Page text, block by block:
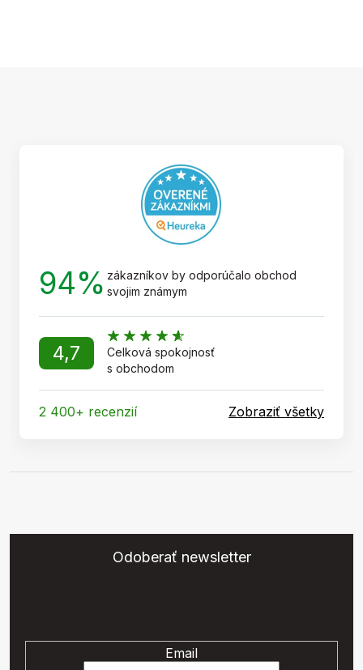
94% zákazníkov by odporúčalo obchod
svojim známym
4,7
Celková spokojnosť
s obchodom
2 400+ recenzií Zobraziť všetky
Odoberať newsletter
Email